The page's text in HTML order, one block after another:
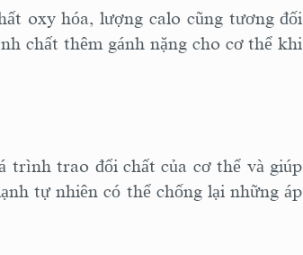
oxy hóa, lượng calo cũng tương đối
chất thêm gánh nặng cho cơ thể khi
trình trao đổi chất của cơ thể và giúp
tự nhiên có thể chống lại những áp